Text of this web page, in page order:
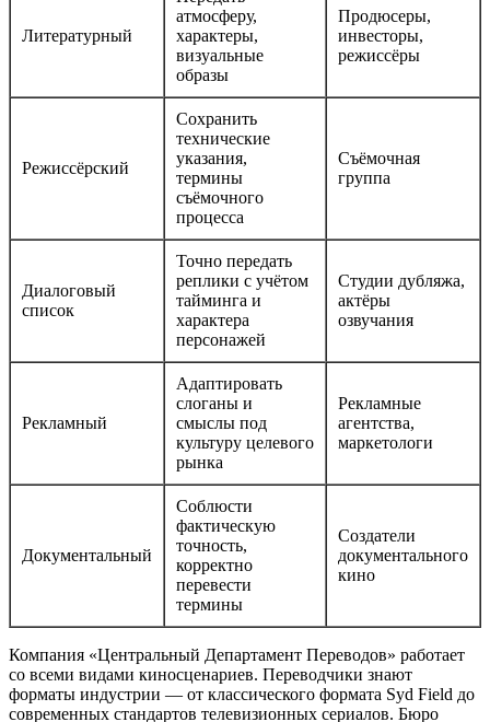
Литературный
атмосферу,
характеры,
визуальные
образы
Продюсеры,
инвесторы,
режиссёры
Режиссёрский
Сохранить
технические
указания,
термины
съёмочного
процесса
Съёмочная
группа
Диалоговый
список
Точно передать
реплики с учётом
тайминга и
характера
персонажей
Студии дубляжа,
актёры
озвучания
Рекламный
Адаптировать
слоганы и
смыслы под
культуру целевого
рынка
Рекламные
агентства,
маркетологи
Документальный
Соблюсти
фактическую
точность,
корректно
перевести
термины
Создатели
документального
кино
Компания «Центральный Департамент Переводов» работает
со всеми видами киносценариев. Переводчики знают
форматы индустрии — от классического формата Syd Field до
современных стандартов телевизионных сериалов. Бюро